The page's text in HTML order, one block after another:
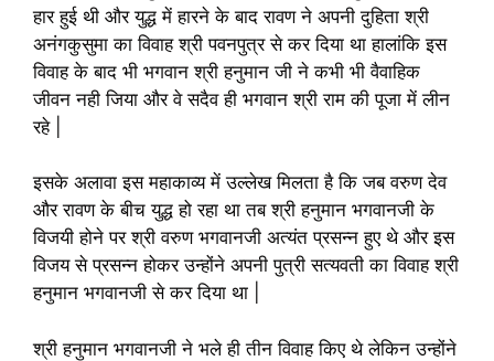
हार हुई थी और युद्ध में हारने के बाद रावण ने अपनी दुहिता श्री
अनंगकुसुमा का विवाह श्री पवनपुत्र से कर दिया था हालांकि इस
विवाह के बाद भी भगवान श्री हनुमान जी ने कभी भी वैवाहिक
जीवन नही जिया और वे सदैव ही भगवान श्री राम की पूजा में लीन
रहे |
इसके अलावा इस महाकाव्य में उल्लेख मिलता है कि जब वरुण देव
और रावण के बीच युद्ध हो रहा था तब श्री हनुमान भगवानजी के
विजयी होने पर श्री वरुण भगवानजी अत्यंत प्रसन्न हुए थे और इस
विजय से प्रसन्न होकर उन्होंने अपनी पुत्री सत्यवती का विवाह श्री
हनुमान भगवानजी से कर दिया था |
श्री हनुमान भगवानजी ने भले ही तीन विवाह किए थे लेकिन उन्होंने